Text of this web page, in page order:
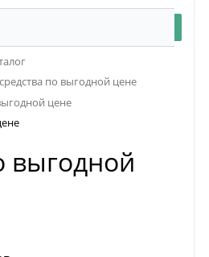
по выгодной цене
цене
выгодной